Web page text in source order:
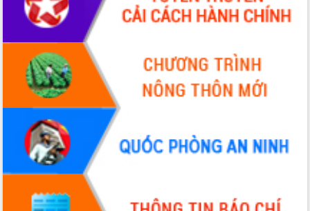
Hội thảo khoa học “Giải pháp thúc đẩy
phát triển nền kinh tế xanh tại tỉnh
Đắk Lắk”
Tăng cường giám sát, đôn đốc thực
hiện nhiệm vụ quản lý tài sản công
hàng tuần
Tháo gỡ những vướng mắc, đẩy mạnh
công tác cải cách thủ tục hành chính
tại Trung tâm Phục vụ hành chính
công tỉnh
Đắk Lắk: Tôn vinh 46 giải pháp tại Hội
thi Sáng tạo Kỹ thuật 2024 - 2025
Đắk Lắk rà soát, điều chỉnh Đề án 190
về phát triển nuôi trồng thủy sản